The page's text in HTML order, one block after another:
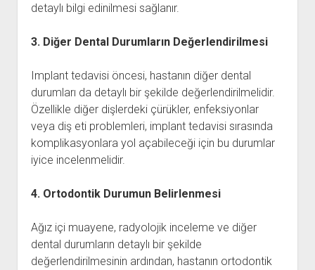
detaylı bilgi edinilmesi sağlanır.
3. Diğer Dental Durumların Değerlendirilmesi
Implant tedavisi öncesi, hastanın diğer dental
durumları da detaylı bir şekilde değerlendirilmelidir.
Özellikle diğer dişlerdeki çürükler, enfeksiyonlar
veya diş eti problemleri, implant tedavisi sırasında
komplikasyonlara yol açabileceği için bu durumlar
iyice incelenmelidir.
4. Ortodontik Durumun Belirlenmesi
Ağız içi muayene, radyolojik inceleme ve diğer
dental durumların detaylı bir şekilde
değerlendirilmesinin ardından, hastanın ortodontik